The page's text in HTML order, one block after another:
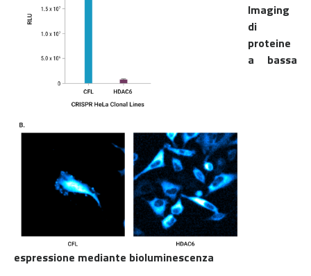
Imaging
di
proteine
a bassa
espressione mediante bioluminescenza